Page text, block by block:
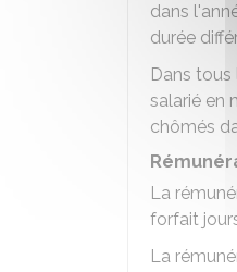
dans
durée
Dans
salarié en
chômés
La
forfait
La